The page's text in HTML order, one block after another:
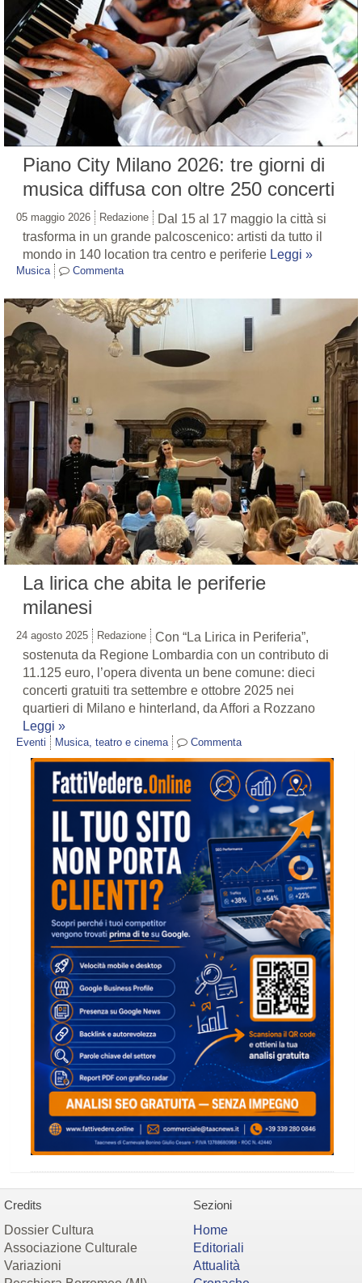
Piano City Milano 2026: tre giorni di
musica diffusa con oltre 250 concerti
05 maggio 2026 Redazione
Dal 15 al 17 maggio la città si
trasforma in un grande palcoscenico: artisti da tutto il
mondo in 140 location tra centro e periferie Leggi »
Musica Commenta
La lirica che abita le periferie
milanesi
24 agosto 2025 Redazione
Con “La Lirica in Periferia”,
sostenuta da Regione Lombardia con un contributo di
11.125 euro, l’opera diventa un bene comune: dieci
concerti gratuiti tra settembre e ottobre 2025 nei
quartieri di Milano e hinterland, da Affori a Rozzano
Leggi »
Eventi Musica, teatro e cinema Commenta
Credits
Dossier Cultura
Associazione Culturale
Variazioni
Sezioni
Home
Editoriali
Attualità